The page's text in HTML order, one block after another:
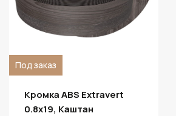
Под заказ
Кромка ABS Extravert
0.8х19, Каштан